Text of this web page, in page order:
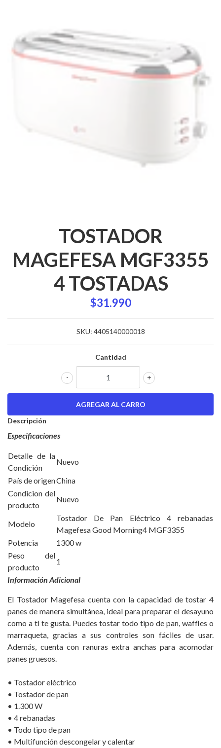
TOSTADOR
MAGEFESA MGF3355
4 TOSTADAS
$31.990
SKU: 4405140000018
Cantidad
+
-
Descripción
Especificaciones
Detalle de la
Condición
Nuevo
País de origenChina
Condicion del
producto
Nuevo
Modelo
Tostador De Pan Eléctrico 4 rebanadas
Magefesa Good Morning4 MGF3355
Potencia
1300 w
Peso del
producto
1
Información Adicional
El Tostador Magefesa cuenta con la capacidad de tostar 4
panes de manera simultánea, ideal para preparar el desayuno
como a ti te gusta. Puedes tostar todo tipo de pan, waffles o
marraqueta, gracias a sus controles son fáciles de usar.
Además, cuenta con ranuras extra anchas para acomodar
panes gruesos.
• Tostador eléctrico
• Tostador de pan
• 1.300 W
• 4 rebanadas
• Todo tipo de pan
• Multifunción descongelar y calentar